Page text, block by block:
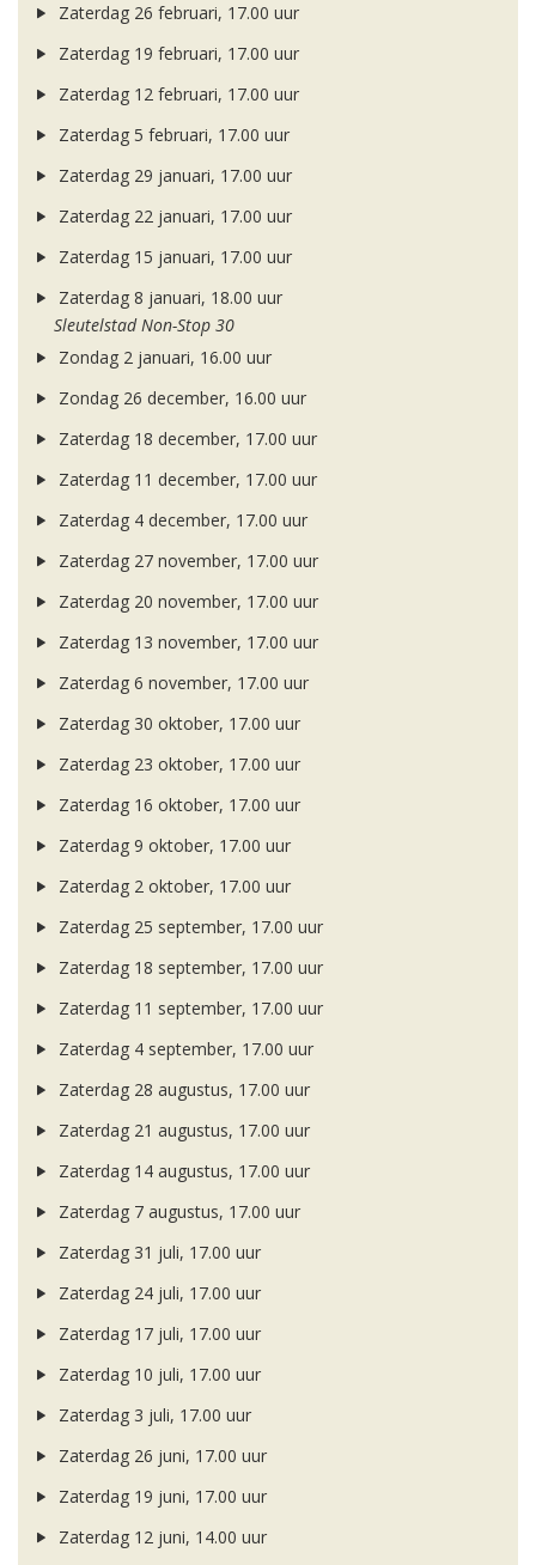
Zaterdag 26 februari, 17.00 uur
Zaterdag 19 februari, 17.00 uur
Zaterdag 12 februari, 17.00 uur
Zaterdag 5 februari, 17.00 uur
Zaterdag 29 januari, 17.00 uur
Zaterdag 22 januari, 17.00 uur
Zaterdag 15 januari, 17.00 uur
Zaterdag 8 januari, 18.00 uur
Sleutelstad Non-Stop 30
Zondag 2 januari, 16.00 uur
Zondag 26 december, 16.00 uur
Zaterdag 18 december, 17.00 uur
Zaterdag 11 december, 17.00 uur
Zaterdag 4 december, 17.00 uur
Zaterdag 27 november, 17.00 uur
Zaterdag 20 november, 17.00 uur
Zaterdag 13 november, 17.00 uur
Zaterdag 6 november, 17.00 uur
Zaterdag 30 oktober, 17.00 uur
Zaterdag 23 oktober, 17.00 uur
Zaterdag 16 oktober, 17.00 uur
Zaterdag 9 oktober, 17.00 uur
Zaterdag 2 oktober, 17.00 uur
Zaterdag 25 september, 17.00 uur
Zaterdag 18 september, 17.00 uur
Zaterdag 11 september, 17.00 uur
Zaterdag 4 september, 17.00 uur
Zaterdag 28 augustus, 17.00 uur
Zaterdag 21 augustus, 17.00 uur
Zaterdag 14 augustus, 17.00 uur
Zaterdag 7 augustus, 17.00 uur
Zaterdag 31 juli, 17.00 uur
Zaterdag 24 juli, 17.00 uur
Zaterdag 17 juli, 17.00 uur
Zaterdag 10 juli, 17.00 uur
Zaterdag 3 juli, 17.00 uur
Zaterdag 26 juni, 17.00 uur
Zaterdag 19 juni, 17.00 uur
Zaterdag 12 juni, 14.00 uur